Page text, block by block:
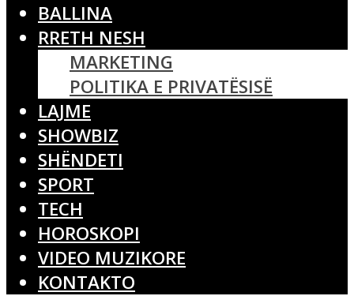
BALLINA
RRETH NESH
MARKETING
POLITIKA E PRIVATËSISË
LAJME
SHOWBIZ
SHËNDETI
SPORT
TECH
HOROSKOPI
VIDEO MUZIKORE
KONTAKTO